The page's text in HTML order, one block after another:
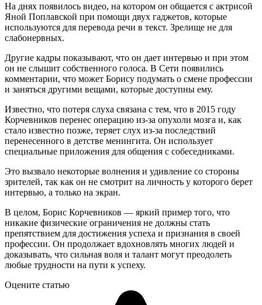
На днях появилось видео, на котором он общается с актрисой
Яной Поплавской при помощи двух гаджетов, которые
используются для перевода речи в текст. Зрелище не для
слабонервных.
Другие кадры показывают, что он дает интервью и при этом
он не слышит собственного голоса. В Сети появились
комментарии, что может Борису подумать о смене профессии
и заняться другими вещами, которые доступны ему.
Известно, что потеря слуха связана с тем, что в 2015 году
Корчевников перенес операцию из-за опухоли мозга и, как
стало известно позже, теряет слух из-за последствий
перенесенного в детстве менингита. Он использует
специальные приложения для общения с собеседниками.
Это вызвало некоторые волнения и удивление со стороны
зрителей, так как он не смотрит на личность у которого берет
интервью, а только на экран.
В целом, Борис Корчевников — яркий пример того, что
никакие физические ограничения не должны стать
препятствием для достижения успеха и признания в своей
профессии. Он продолжает вдохновлять многих людей и
доказывать, что сильная воля и талант могут преодолеть
любые трудности на пути к успеху.
Оцените статью